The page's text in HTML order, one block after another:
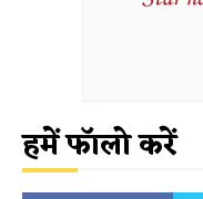
हमें फॉलो करें